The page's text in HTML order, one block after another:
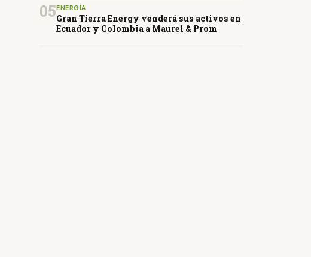
05 ENERGÍA
Gran Tierra Energy venderá sus activos en
Ecuador y Colombia a Maurel & Prom